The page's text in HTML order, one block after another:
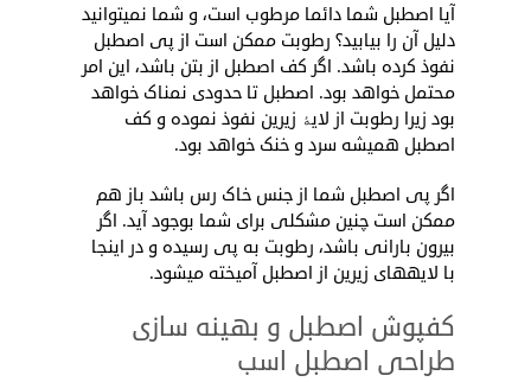
آیا اصطبل شما دائما مرطوب است، و شما نمی­توانید
دلیل آن را بیابید؟ رطوبت ممکن است از پی اصطبل
نفوذ کرده باشد. اگر کف اصطبل از بتن باشد، این امر
محتمل خواهد بود. اصطبل تا حدودی نمناک خواهد
بود زیرا رطوبت از لایۀ زیرین نفوذ نموده و کف
اصطبل همیشه سرد و خنک خواهد بود.
اگر پی اصطبل شما از جنس خاک رس باشد باز هم
ممکن است چنین مشکلی برای شما بوجود آید. اگر
بیرون بارانی باشد، رطوبت به پی رسیده و در اینجا
با لایه­های زیرین از اصطبل آمیخته می­شود.
کفپوش اصطبل و بهینه­ سازی
طراحی اصطبل اسب